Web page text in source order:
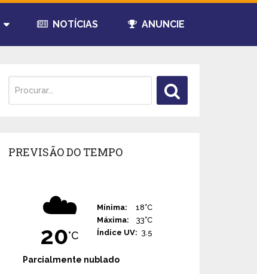
NOTÍCIAS ANUNCIE
PREVISÃO DO TEMPO
☁️
20°C
Mínima:
18°C
Máxima:
33°C
Índice UV: 3.5
Parcialmente nublado